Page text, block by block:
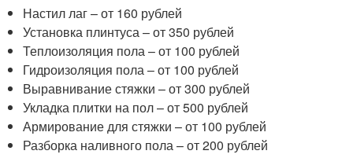
Настил лаг – от 160 рублей
Установка плинтуса – от 350 рублей
Теплоизоляция пола – от 100 рублей
Гидроизоляция пола – от 100 рублей
Выравнивание стяжки – от 300 рублей
Укладка плитки на пол – от 500 рублей
Армирование для стяжки – от 100 рублей
Разборка наливного пола – от 200 рублей